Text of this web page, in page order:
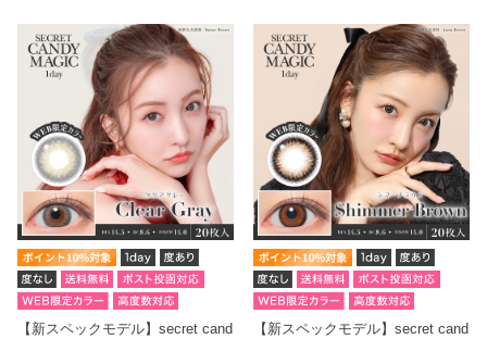
【新スペックモデル】secret cand
【新スペックモデル】secret cand